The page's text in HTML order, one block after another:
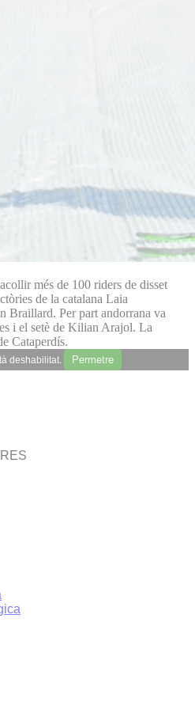
més de 100 riders de disset
de la catalana Laia
Braillard. Per part andorrana va
i el setè de Kilian Arajol. La
Cataperdís.
deshabilitat. Permetre